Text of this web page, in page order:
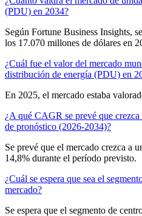
(PDU) en 2034?
Según Fortune Business Insights,
los 17.070 millones de dólares en
¿Cuál fue el valor del mercado
distribución de energía (PDU) en
En 2025, el mercado estaba
¿A qué CAGR se prevé que
de pronóstico (2026-2034)?
Se prevé que el mercado crezca a
14,8% durante el período previsto.
¿Cuál se espera que sea el
mercado?
Se espera que el segmento de